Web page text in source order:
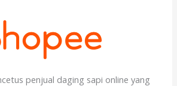
penjual daging sapi online yang